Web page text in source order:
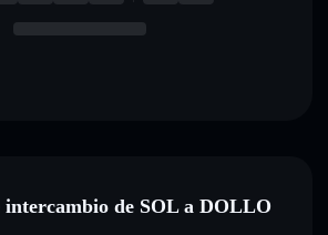
intercambio de SOL a DOLLO